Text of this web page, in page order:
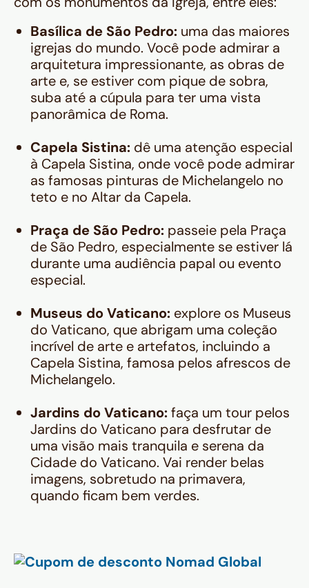
Basílica de São Pedro: uma das maiores
igrejas do mundo. Você pode admirar a
arquitetura impressionante, as obras de
arte e, se estiver com pique de sobra,
suba até a cúpula para ter uma vista
panorâmica de Roma.
Capela Sistina: dê uma atenção especial
à Capela Sistina, onde você pode admirar
as famosas pinturas de Michelangelo no
teto e no Altar da Capela.
Praça de São Pedro: passeie pela Praça
de São Pedro, especialmente se estiver lá
durante uma audiência papal ou evento
especial.
Museus do Vaticano: explore os Museus
do Vaticano, que abrigam uma coleção
incrível de arte e artefatos, incluindo a
Capela Sistina, famosa pelos afrescos de
Michelangelo.
Jardins do Vaticano:faça um tour pelos
Jardins do Vaticano para desfrutar de
uma visão mais tranquila e serena da
Cidade do Vaticano. Vai render belas
imagens, sobretudo na primavera,
quando ficam bem verdes.